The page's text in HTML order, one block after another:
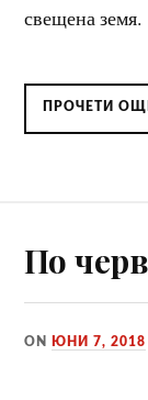
свещена земя.
ПРОЧЕТИ
По
ON ЮНИ 7, 2018